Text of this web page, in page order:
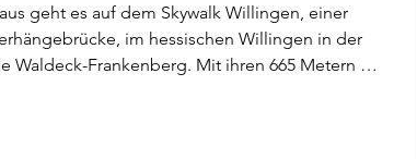
geht es auf dem Skywalk Willingen, einer
im hessischen Willingen in der
Waldeck-Frankenberg. Mit ihren 665 Metern ist